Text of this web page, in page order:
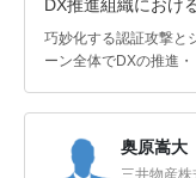
DX推進組織におけ
巧妙化する認証攻撃と
ーン全体でDXの推進・
奥原嵩大
三井物産